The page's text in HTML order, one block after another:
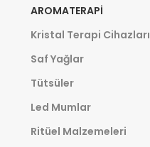
AROMATERAPI
Kristal Terapi Cihazları
Saf Yağlar
Tütsüler
Led Mumlar
Ritüel Malzemeleri